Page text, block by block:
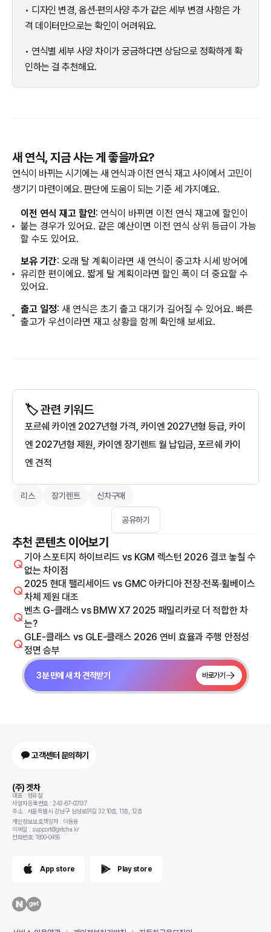
• 디자인 변경, 옵션·편의사양 추가 같은 세부 변경 사항은 가
격 데이터만으로는 확인이 어려워요.
• 연식별 세부 사양 차이가 궁금하다면 상담으로 정확하게 확
인하는 걸 추천해요.
새 연식, 지금 사는 게 좋을까요?
연식이 바뀌는 시기에는 새 연식과 이전 연식 재고 사이에서 고민이
생기기 마련이에요. 판단에 도움이 되는 기준 세 가지예요.
이전 연식 재고 할인: 연식이 바뀌면 이전 연식 재고에 할인이
붙는 경우가 있어요. 같은 예산이면 이전 연식 상위 등급이 가능
할 수도 있어요.
보유 기간: 오래 탈 계획이라면 새 연식이 중고차 시세 방어에
유리한 편이에요. 짧게 탈 계획이라면 할인 폭이 더 중요할 수
있어요.
출고 일정: 새 연식은 초기 출고 대기가 길어질 수 있어요. 빠른
출고가 우선이라면 재고 상황을 함께 확인해 보세요.
🏷️ 관련 키워드
포르쉐 카이엔 2027년형 가격, 카이엔 2027년형 등급, 카이
엔 2027년형 제원, 카이엔 장기렌트 월 납입금, 포르쉐 카이
엔 견적
리스 장기렌트 신차구매
공유하기
추천 콘텐츠 이어보기
기아 스포티지 하이브리드 vs KGM 렉스턴 2026 결코 놓칠 수
없는 차이점
2025 현대 팰리세이드 vs GMC 아카디아 전장·전폭·휠베이스
차체 제원 대조
벤츠 G-클래스 vs BMW X7 2025 패밀리카로 더 적합한 차
는?
GLE-클래스 vs GLE-클래스 2026 연비 효율과 주행 안정성
정면 승부
3분 만에 새 차 견적받기 바로가기
고객센터 문의하기
(주) 겟차
대표 : 정유철
사업자등록번호 : 243-87-00137
주소 : 서울특별시 강남구 삼성로91길 32 10층, 11층, 12층
개인정보보호책임자 : 이동용
이메일 : support@getcha.kr
전화번호: 1800-0456
App store Play store